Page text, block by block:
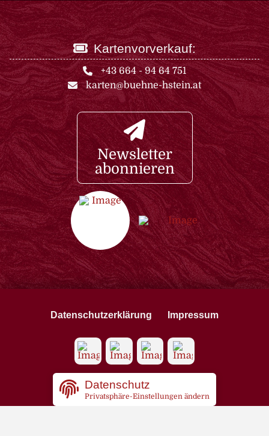
Kartenvorverkauf:
+43 664 - 94 64 751
karten@buehne-hstein.at
Newsletter
abonnieren
Datenschutzerklärung Impressum
Datenschutz
Privatsphäre-Einstellungen ändern